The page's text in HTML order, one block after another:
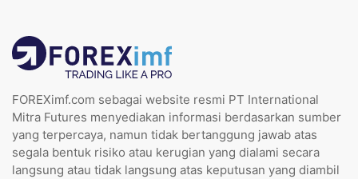
FOREXimf.com sebagai website resmi PT International
Mitra Futures menyediakan informasi berdasarkan sumber
yang terpercaya, namun tidak bertanggung jawab atas
segala bentuk risiko atau kerugian yang dialami secara
langsung atau tidak langsung atas keputusan yang diambil